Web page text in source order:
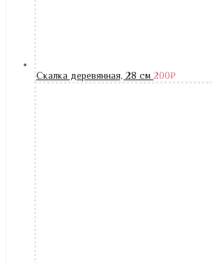
Скалка деревянная, 28 см 200₽